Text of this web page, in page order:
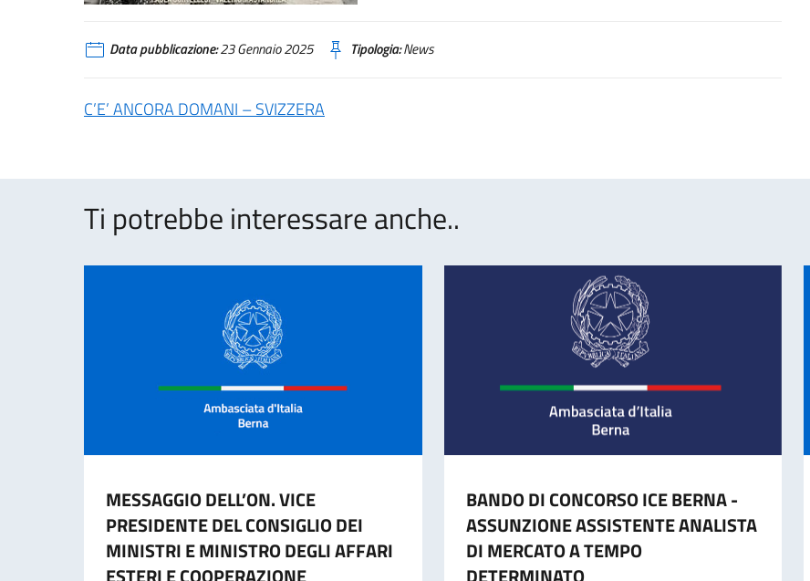
Data pubblicazione:23 Gennaio 2025 Tipologia:News
C’E’ ANCORA DOMANI – SVIZZERA
Ti potrebbe interessare anche..
MESSAGGIO DELL’ON. VICE
PRESIDENTE DEL CONSIGLIO DEI
MINISTRI E MINISTRO DEGLI AFFARI
BANDO DI CONCORSO ICE BERNA -
ASSUNZIONE ASSISTENTE ANALISTA
DI MERCATO A TEMPO